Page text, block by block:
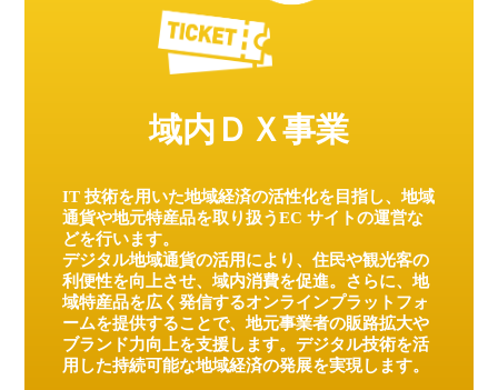
域内ＤＸ事業
IT 技術を用いた地域経済の活性化を目指し、地域
通貨や地元特産品を取り扱うEC サイトの運営な
どを行います。
デジタル地域通貨の活用により、住民や観光客の
利便性を向上させ、域内消費を促進。さらに、地
域特産品を広く発信するオンラインプラットフォ
ームを提供することで、地元事業者の販路拡大や
ブランド力向上を支援します。デジタル技術を活
用した持続可能な地域経済の発展を実現します。